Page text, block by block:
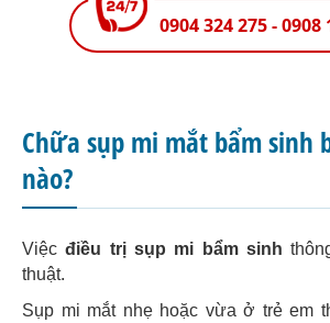
0904 324 275 - 0908
Chữa sụp mi mắt bẩm sinh
nào?
Việcđiều trị sụp mi bẩm sinh
thuật.
Sụp mi mắt nhẹ hoặc vừa ở trẻ em